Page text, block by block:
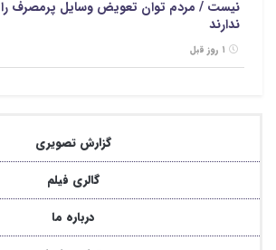
نیست / مردم توان تعویض وسایل پرمصرف را
ندارند
گزارش تصویری
گالری فیلم
درباره ما